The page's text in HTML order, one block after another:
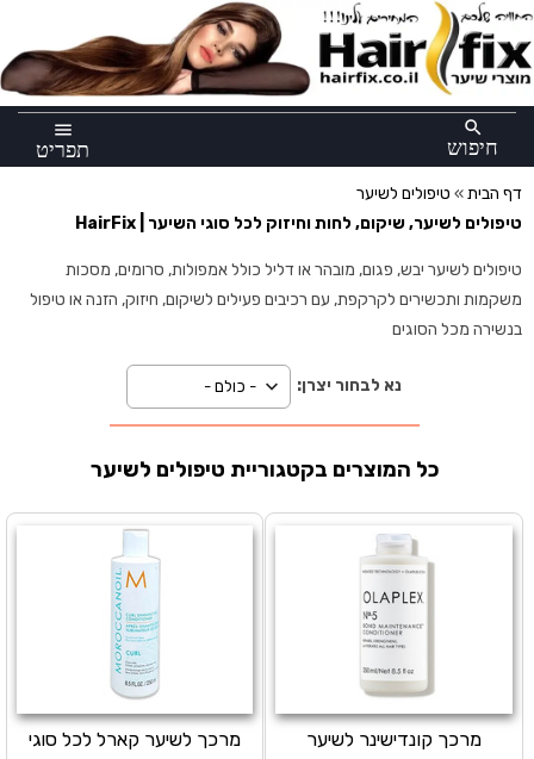
menu
תפריט
search
חיפוש
דף הבית» טיפולים לשיער
טיפולים לשיער, שיקום, לחות וחיזוק לכל סוגי השיער | HairFix
טיפולים לשיער יבש, פגום, מובהר או דליל כולל אמפולות, סרומים, מסכות
משקמות ותכשירים לקרקפת, עם רכיבים פעילים לשיקום, חיזוק, הזנה או טיפול
בנשירה מכל הסוגים
נא לבחור יצרן:
כל המוצרים בקטגוריית טיפולים לשיער
מרכך לשיער קארל לכל סוגי
מרכך קונדישינר לשיער
×